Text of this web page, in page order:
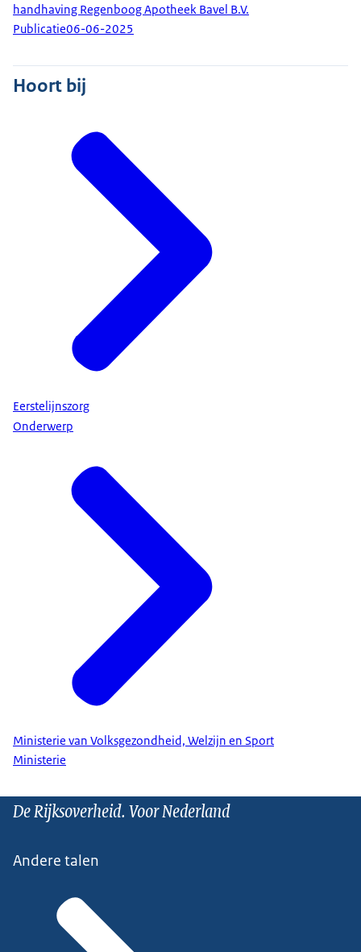
handhaving Regenboog Apotheek Bavel B.V.
Publicatie06-06-2025
Hoort bij
Eerstelijnszorg
Onderwerp
Ministerie van Volksgezondheid, Welzijn en Sport
Ministerie
De Rijksoverheid. Voor Nederland
Andere talen